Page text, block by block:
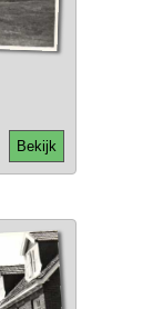
Bekijk